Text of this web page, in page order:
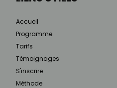
Accueil
Programme
Tarifs
Témoignages
S'inscrire
Méthode